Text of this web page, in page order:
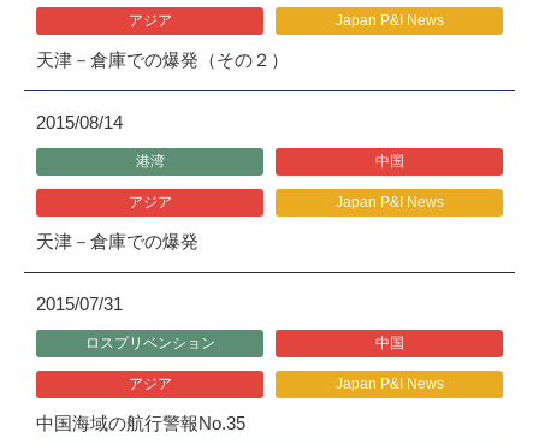
アジア Japan P&I News
天津－倉庫での爆発（その２）
2015/08/14
港湾 中国
アジア Japan P&I News
天津－倉庫での爆発
2015/07/31
ロスプリベンション 中国
アジア Japan P&I News
中国海域の航行警報No.35